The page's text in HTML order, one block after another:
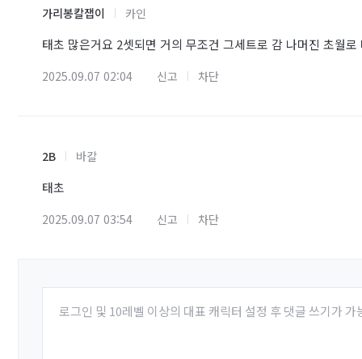
가리봉칼잽이 카인
태초 많은거요 2셋되면 거의 무조건 그세트로 감 나머진 초월로
2025.09.07 02:04 신고 차단
2B 바칼
태초
2025.09.07 03:54 신고 차단
로그인 및 10레벨 이상의 대표 캐릭터 설정 후 댓글 쓰기가 가